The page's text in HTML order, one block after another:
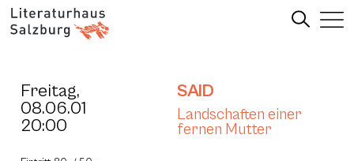
Freitag,
08.06.01
20:00
SAID
Landschaften einer
fernen Mutter